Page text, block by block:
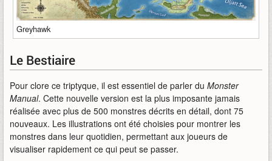
Greyhawk
Le Bestiaire
Pour clore ce triptyque, il est essentiel de parler du Monster
Manual. Cette nouvelle version est la plus imposante jamais
réalisée avec plus de 500 monstres décrits en détail, dont 75
nouveaux. Les illustrations ont été choisies pour montrer les
monstres dans leur quotidien, permettant aux joueurs de
visualiser rapidement ce qui peut se passer.